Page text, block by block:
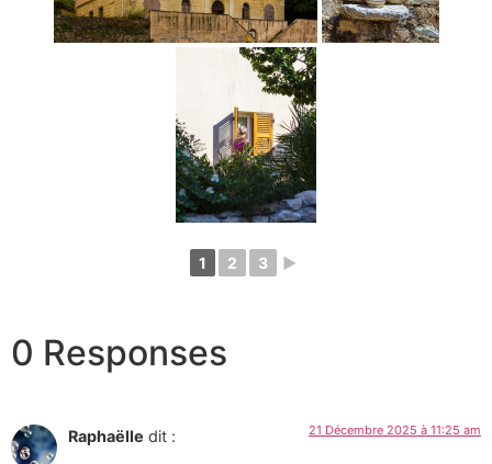
1 2 3 ►
0 Responses
Raphaëlle dit : 21 Décembre 2025 à 11:25 am